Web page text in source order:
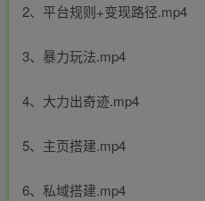
2、平台规则+变现路径.mp4
3、暴力玩法.mp4
4、大力出奇迹.mp4
5、主页搭建.mp4
6、私域搭建.mp4